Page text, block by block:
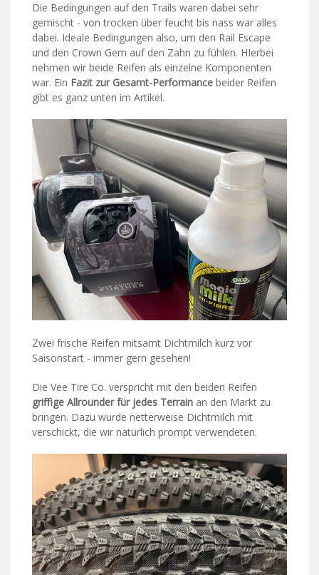
Die Bedingungen auf den Trails waren dabei sehr
gemischt - von trocken über feucht bis nass war alles
dabei. Ideale Bedingungen also, um den Rail Escape
und den Crown Gem auf den Zahn zu fühlen. HIerbei
nehmen wir beide Reifen als einzelne Komponenten
war. Ein Fazit zur Gesamt-Performance beider Reifen
gibt es ganz unten im Artikel.
Zwei frische Reifen mitsamt Dichtmilch kurz vor
Saisonstart - immer gern gesehen!
Die Vee Tire Co. verspricht mit den beiden Reifen
griffige Allrounder für jedes Terrain an den Markt zu
bringen. Dazu wurde netterweise Dichtmilch mit
verschickt, die wir natürlich prompt verwendeten.